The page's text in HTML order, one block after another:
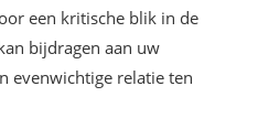
een kritische blik in de
bijdragen aan uw
evenwichtige relatie ten